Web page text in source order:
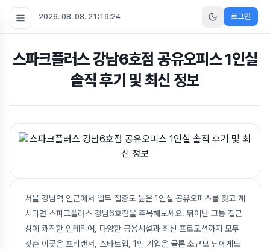
2026. 08. 08. 21:19:25 로그인
스파크플러스 강남6호점 공유오피스 1인실
솔직 후기 및 최신 정보
서울 강남역 인근에서 업무 집중도 높은 1인실 공유오피스를 찾고 계
시다면 스파크플러스 강남6호점을 주목해보세요. 뛰어난 교통 접근
성에 쾌적한 인테리어, 다양한 공용시설과 최신 프로모션까지 모두
갖춘 이곳은 프리랜서, 스타트업, 1인 기업은 물론 소규모 팀에게도